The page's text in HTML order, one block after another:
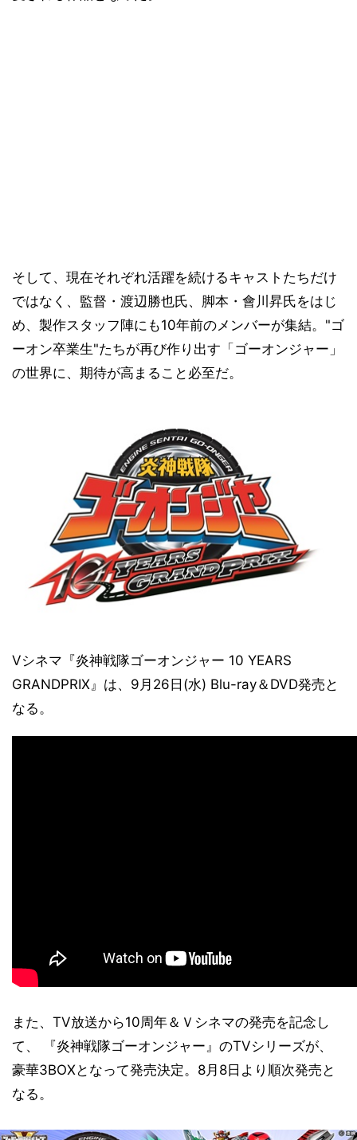
そして、現在それぞれ活躍を続けるキャストたちだけ
ではなく、監督・渡辺勝也氏、脚本・會川昇氏をはじ
め、製作スタッフ陣にも10年前のメンバーが集結。"ゴ
ーオン卒業生"たちが再び作り出す「ゴーオンジャー」
の世界に、期待が高まること必至だ。
Vシネマ『炎神戦隊ゴーオンジャー 10 YEARS
GRANDPRIX』は、9月26日(水) Blu-ray＆DVD発売と
なる。
また、TV放送から10周年＆Ｖシネマの発売を記念し
て、 『炎神戦隊ゴーオンジャー』のTVシリーズが、
豪華3BOXとなって発売決定。8月8日より順次発売と
なる。